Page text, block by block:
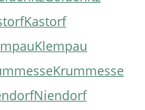
Kastorf
Klempau
Krummesse
Niendorf